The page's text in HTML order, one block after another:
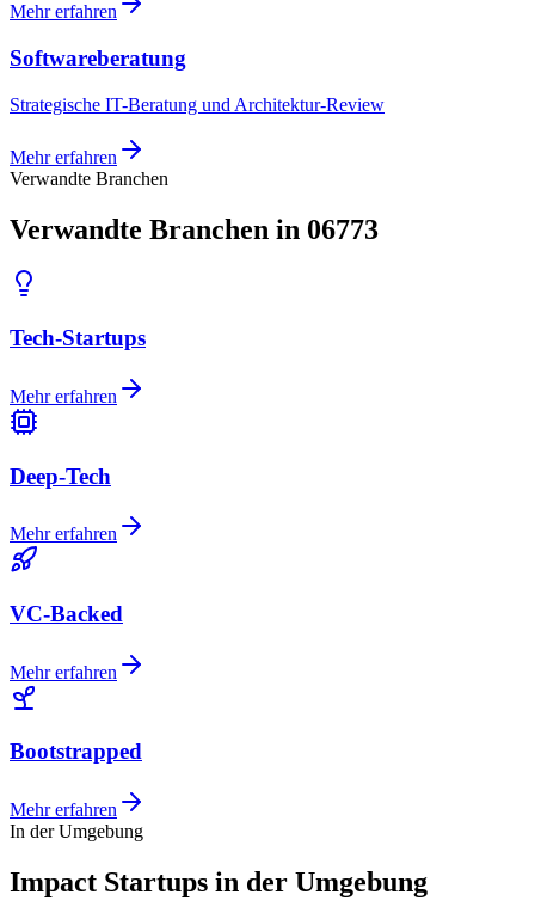
Mehr erfahren
Softwareberatung
Strategische IT-Beratung und Architektur-Review
Mehr erfahren
Verwandte Branchen
Verwandte Branchen in 06773
Tech-Startups
Mehr erfahren
Deep-Tech
Mehr erfahren
VC-Backed
Mehr erfahren
Bootstrapped
Mehr erfahren
In der Umgebung
Impact Startups in der Umgebung